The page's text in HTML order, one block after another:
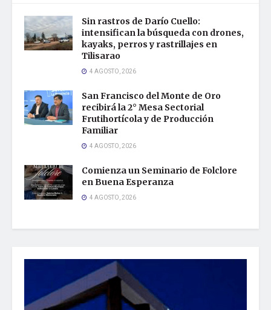
Sin rastros de Darío Cuello:
intensifican la búsqueda con drones,
kayaks, perros y rastrillajes en
Tilisarao
4 AGOSTO, 2026
San Francisco del Monte de Oro
recibirá la 2° Mesa Sectorial
Frutihortícola y de Producción
Familiar
4 AGOSTO, 2026
Comienza un Seminario de Folclore
en Buena Esperanza
4 AGOSTO, 2026